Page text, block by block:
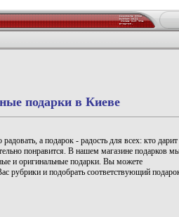
подарки в Киеве
а подарок - радость для всех: кто дарит
понравится. В нашем магазине подарков
и оригинальные подарки. Вы можете
рубрики и подобрать соответствующий